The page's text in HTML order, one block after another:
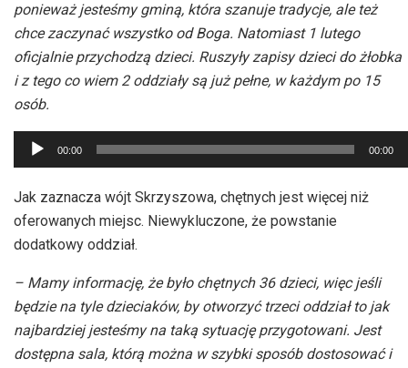
ponieważ jesteśmy gminą, która szanuje tradycje, ale też
chce zaczynać wszystko od Boga. Natomiast 1 lutego
oficjalnie przychodzą dzieci. Ruszyły zapisy dzieci do żłobka
i z tego co wiem 2 oddziały są już pełne, w każdym po 15
osób.
Odtwarzacz
plików
dźwiękowych
00:00 00:00
Jak zaznacza wójt Skrzyszowa, chętnych jest więcej niż
oferowanych miejsc. Niewykluczone, że powstanie
dodatkowy oddział.
– Mamy informację, że było chętnych 36 dzieci, więc jeśli
będzie na tyle dzieciaków, by otworzyć trzeci oddział to jak
najbardziej jesteśmy na taką sytuację przygotowani. Jest
dostępna sala, którą można w szybki sposób dostosować i